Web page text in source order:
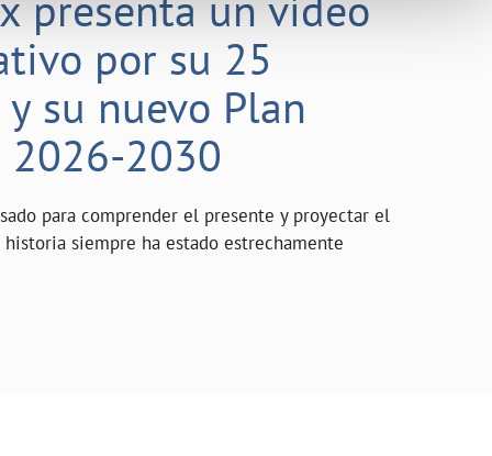
por su 25
su nuevo Plan
2026-2030
para comprender el presente y proyectar el
siempre ha estado estrechamente